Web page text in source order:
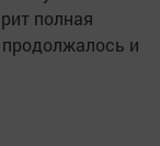
полная
продолжалось и